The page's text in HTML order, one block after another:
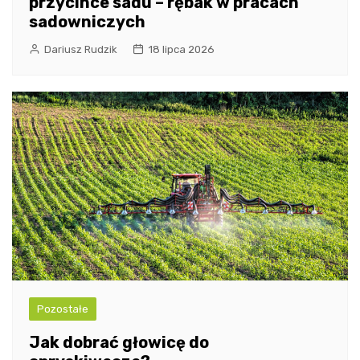
sadowniczych
Dariusz Rudzik 18 lipca 2026
Pozostałe
Jak dobrać głowicę do